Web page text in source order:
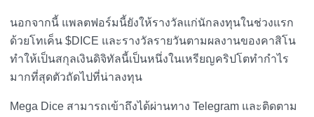
นอกจากนี้ แพลตฟอร์มนี้ยังให้รางวัลแก่นักลงทุนในช่วงแรก
ด้วยโทเค็น $DICE และรางวัลรายวันตามผลงานของคาสิโน
ทำให้เป็นสกุลเงินดิจิทัลนี้เป็นหนึ่งในเหรียญคริปโตทำกำไร
มากที่สุดตัวถัดไปที่น่าลงทุน
Mega Dice สามารถเข้าถึงได้ผ่านทาง Telegram และติดตาม